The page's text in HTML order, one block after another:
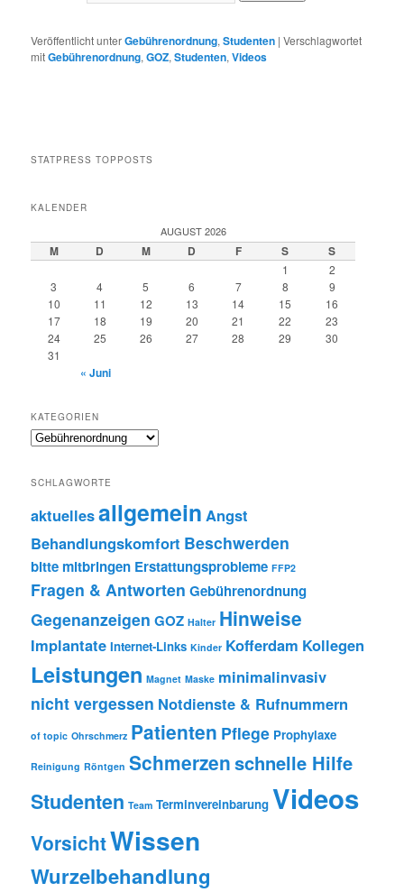
Veröffentlicht unterGebührenordnung,Studenten |Verschlagwortet
mitGebührenordnung,GOZ,Studenten,Videos
STATPRESS TOPPOSTS
KALENDER
AUGUST 2026
M D M D F S S
1
2
3
4 5 6 7 8
9
10
11 12 13 14 15
16
17
18 19 20 21 22
23
24
25 26 27 28 29
30
31
« Juni
KATEGORIEN
SCHLAGWORTE
aktuellesallgemein Angst
Behandlungskomfort Beschwerden
bitte mitbringen Erstattungsprobleme FFP2
Fragen & Antworten Gebührenordnung
Gegenanzeigen GOZ Halter Hinweise
Implantate Internet-Links Kinder Kofferdam Kollegen
Leistungen Magnet Maske minimalinvasiv
nicht vergessen Notdienste & Rufnummern
of topic Ohrschmerz Patienten Pflege Prophylaxe
Reinigung Röntgen Schmerzenschnelle Hilfe
Studenten Team Terminvereinbarung Videos
VorsichtWissen
Wurzelbehandlung